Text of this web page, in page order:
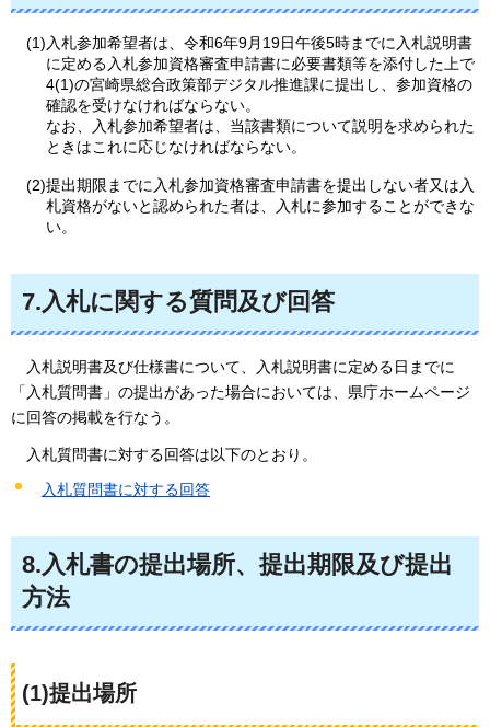
(1)入札参加希望者は、令和6年9月19日午後5時までに入札説明書
に定める入札参加資格審査申請書に必要書類等を添付した上で
4(1)の宮崎県総合政策部デジタル推進課に提出し、参加資格の
確認を受けなければならない。
なお、入札参加希望者は、当該書類について説明を求められた
ときはこれに応じなければならない。
(2)提出期限までに入札参加資格審査申請書を提出しない者又は入
札資格がないと認められた者は、入札に参加することができな
い。
7.入札に関する質問及び回答
入札説明書及び仕様書について、入札説明書に定める日までに
「入札質問書」の提出があった場合においては、県庁ホームページ
に回答の掲載を行なう。
入札質問書に対する回答は以下のとおり。
入札質問書に対する回答
8.入札書の提出場所、提出期限及び提出
方法
(1)提出場所